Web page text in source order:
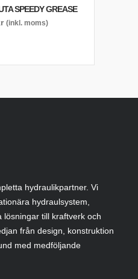
SPEEDY GREASE
(inkl. moms)
hydraulikpartner. Vi
hydraulsystem,
till kraftverk och
från design, konstruktion
med medföljande